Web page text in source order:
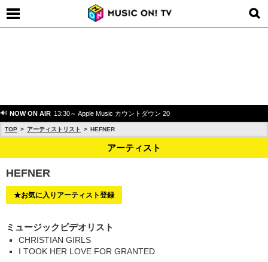
NOW ON AIR 13:30～ Apple Music カウントダウン 20
TOP アーティストリスト HEFNER
アーティスト
HEFNER
★お気に入りアーティスト登録
ミュージックビデオリスト
CHRISTIAN GIRLS
I TOOK HER LOVE FOR GRANTED